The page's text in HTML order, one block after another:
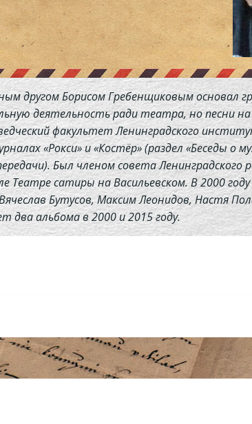
другом Борисом Гребенщиковым основал
деятельность ради театра, но песни
факультет Ленинградского
«Рокси» и «Костёр» (раздел «Беседы о
Был членом совета Ленинградского
сатиры на Васильевском. В 2000
Бутусов, Максим Леонидов, Настя
два альбома в 2000 и 2015 году.